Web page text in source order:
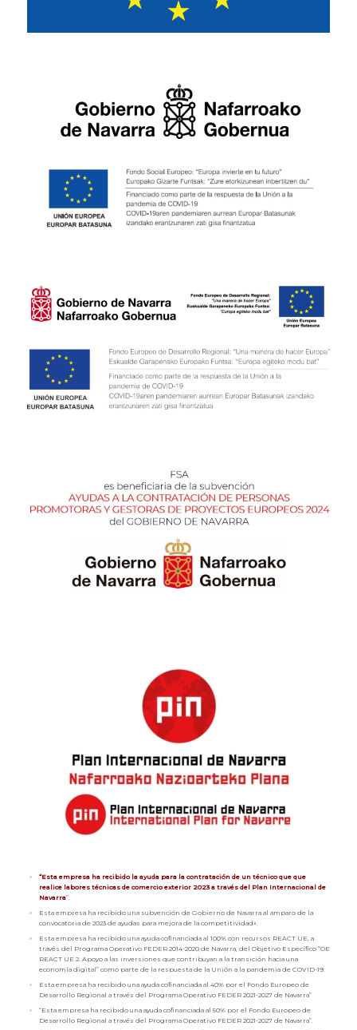
“Esta empresa ha recibido la ayuda para la contratación de un técnico que que
realice labores técnicas de comercio exterior 2023 a través del Plan Internacional de
Navarra”.
Esta empresa ha recibido una subvención de Gobierno de Navarra al amparo de la
convocatoria de 2023 de ayudas para mejora de la competitividad».
Esta empresa ha recibido una ayuda cofinanciada al 100% con recursos REACT UE, a
través del Programa Operativo FEDER 2014-2020 de Navarra, del Objetivo Específico “OE
REACT UE 2. Apoyo a las inversiones que contribuyan a la transición hacia una
economía digital” como parte de la respuesta de la Unión a la pandemia de COVID-19.
Esta empresa ha recibido una ayuda cofinanciada al 40% por el Fondo Europeo de
Desarrollo Regional a través del Programa Operativo FEDER 2021-2027 de Navarra”
“Esta empresa ha recibido una ayuda cofinanciada al 50% por el Fondo Europeo de
Desarrollo Regional a través del Programa Operativo FEDER 2021-2027 de Navarra”.